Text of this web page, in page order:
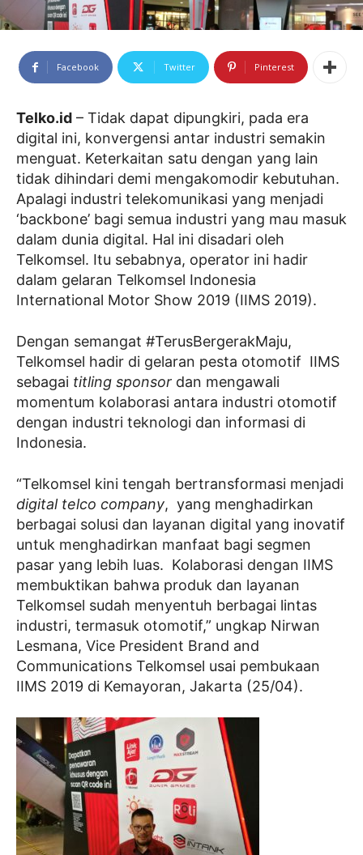
Facebook Twitter Pinterest
Telko.id – Tidak dapat dipungkiri, pada era
digital ini, konvergensi antar industri semakin
menguat. Keterkaitan satu dengan yang lain
tidak dihindari demi mengakomodir kebutuhan.
Apalagi industri telekomunikasi yang menjadi
‘backbone’ bagi semua industri yang mau masuk
dalam dunia digital. Hal ini disadari oleh
Telkomsel. Itu sebabnya, operator ini hadir
dalam gelaran Telkomsel Indonesia
International Motor Show 2019 (IIMS 2019).
Dengan semangat #TerusBergerakMaju,
Telkomsel hadir di gelaran pesta otomotif IIMS
sebagai titling sponsor dan mengawali
momentum kolaborasi antara industri otomotif
dengan industri teknologi dan informasi di
Indonesia.
“Telkomsel kini tengah bertransformasi menjadi
digital telco company, yang menghadirkan
berbagai solusi dan layanan digital yang inovatif
untuk menghadirkan manfaat bagi segmen
pasar yang lebih luas. Kolaborasi dengan IIMS
membuktikan bahwa produk dan layanan
Telkomsel sudah menyentuh berbagai lintas
industri, termasuk otomotif,” ungkap Nirwan
Lesmana, Vice President Brand and
Communications Telkomsel usai pembukaan
IIMS 2019 di Kemayoran, Jakarta (25/04).